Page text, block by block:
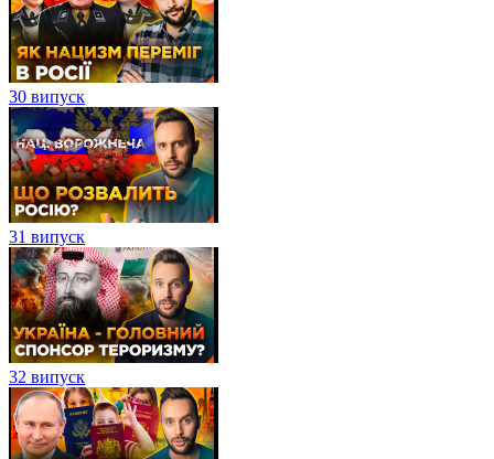
30 випуск
31 випуск
32 випуск